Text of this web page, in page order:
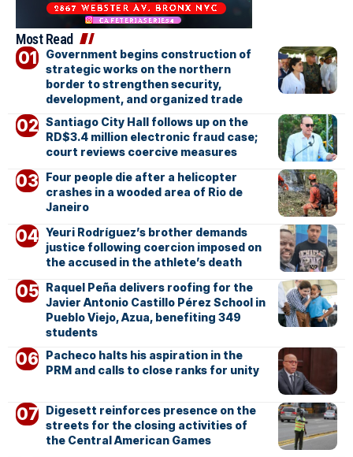
Most Read
Government begins construction of
strategic works on the northern
border to strengthen security,
development, and organized trade
Santiago City Hall follows up on the
RD$3.4 million electronic fraud case;
court reviews coercive measures
Four people die after a helicopter
crashes in a wooded area of Rio de
Janeiro
Yeuri Rodríguez’s brother demands
justice following coercion imposed on
the accused in the athlete’s death
Raquel Peña delivers roofing for the
Javier Antonio Castillo Pérez School in
Pueblo Viejo, Azua, benefiting 349
students
Pacheco halts his aspiration in the
PRM and calls to close ranks for unity
Digesett reinforces presence on the
streets for the closing activities of
the Central American Games